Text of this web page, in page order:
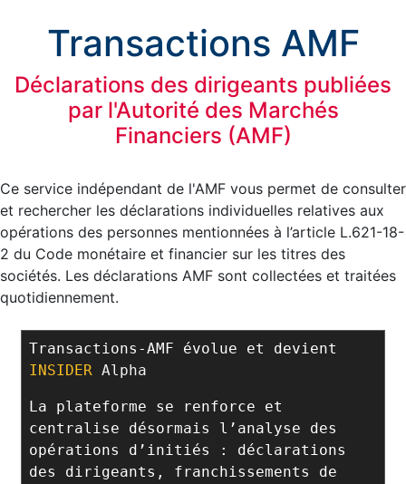
Transactions AMF
Déclarations des dirigeants publiées
par l'Autorité des Marchés
Financiers (AMF)
Ce service indépendant de l'AMF vous permet de consulter
et rechercher les déclarations individuelles relatives aux
opérations des personnes mentionnées à l’article L.621-18-
2 du Code monétaire et financier sur les titres des
sociétés. Les déclarations AMF sont collectées et traitées
quotidiennement.
Transactions-AMF évolue et devient
INSIDER Alpha
La plateforme se renforce et
centralise désormais l’analyse des
opérations d’initiés : déclarations
des dirigeants, franchissements de